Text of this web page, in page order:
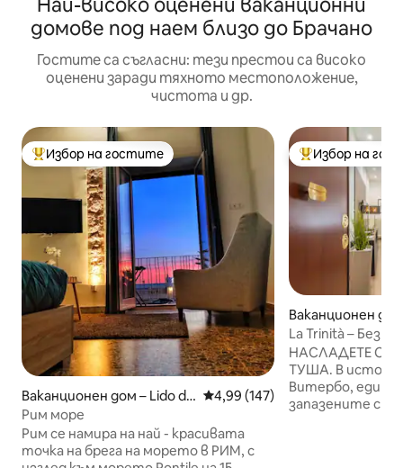
домове под наем близо до Брачано
Гостите са съгласни: тези престои са високо
оценени заради тяхното местоположение,
чистота и др.
Най-популярен избор на гостите
Избор на гостите
Ваканционен дом – Lido di
Ostia, Roma
Средна оценка: 4,99 от 5,
4,99 (147)
Рим море
Рим се намира на най - красивата
точка на брега на морето в РИМ, с
Най-популярен
Избор на
Ваканционен
o
La Trinità –
Простор и чар
НАСЛАДЕТЕ СЕ
ТУША. В
Витербо, един
запазените